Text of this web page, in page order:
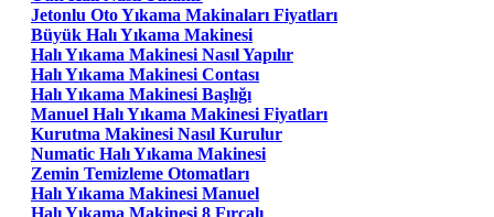
Jetonlu Oto Yıkama Makinaları Fiyatları
Büyük Halı Yıkama Makinesi
Halı Yıkama Makinesi Nasıl Yapılır
Halı Yıkama Makinesi Contası
Halı Yıkama Makinesi Başlığı
Manuel Halı Yıkama Makinesi Fiyatları
Kurutma Makinesi Nasıl Kurulur
Numatic Halı Yıkama Makinesi
Zemin Temizleme Otomatları
Halı Yıkama Makinesi Manuel
Halı Yıkama Makinesi 8 Fırçalı